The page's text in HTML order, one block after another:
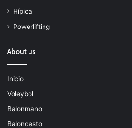
Hípica
Powerlifting
About us
Inicio
Voleybol
Balonmano
Baloncesto